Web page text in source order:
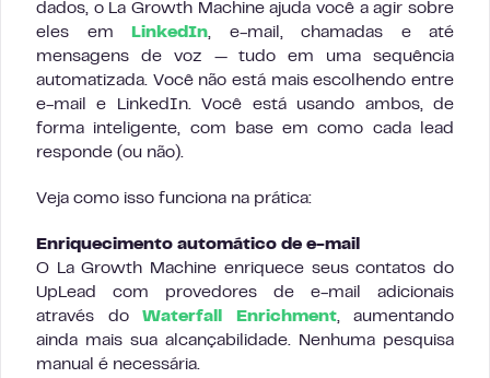
dados, o La Growth Machine ajuda você a agir sobre
eles em
LinkedIn, e-mail, chamadas e até
mensagens de voz — tudo em uma sequência
automatizada. Você não está mais escolhendo entre
e-mail e LinkedIn. Você está usando ambos, de
forma inteligente, com base em como cada lead
responde (ou não).
Veja como isso funciona na prática:
Enriquecimento automático de e-mail
O La Growth Machine enriquece seus contatos do
UpLead com provedores de e-mail adicionais
através do Waterfall Enrichment, aumentando
ainda mais sua alcançabilidade. Nenhuma pesquisa
manual é necessária.